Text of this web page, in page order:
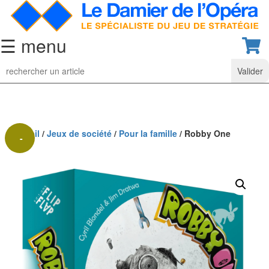
☰ menu
Jeu
d’Echecs
collection
classiques
Pièces
d’échecs
classiques
Coffrets
Accueil / Jeux de société / Pour la famille / Robby One
-